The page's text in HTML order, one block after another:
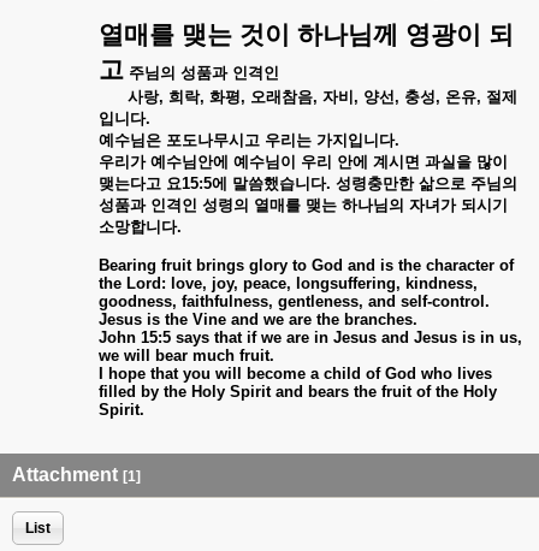
열매를 맺는 것이 하나님께 영광이
되
고 주님의 성품과 인격인
사랑, 희락, 화평, 오래참음, 자비 , 양선, 충성, 온유, 절제
입니다.
예수님은 포도나무시고 우리는 가지입니다.
우리가 예수님안에 예수님이 우리 안에 계시면 과실을 많이
맺는다고 요15:5에 말씀했습니다. 성령충만한 삶으로 주님의
성품과 인격인 성령의 열매를 맺는 하나님의 자녀가 되시기
소망합니다.
Bearing fruit brings glory to God and is the character of
the Lord: love, joy, peace, longsuffering, kindness,
goodness, faithfulness, gentleness, and self-control.
Jesus is the Vine and we are the branches.
John 15:5 says that if we are in Jesus and Jesus is in us,
we will bear much fruit.
I hope that you will become a child of God who lives
filled by the Holy Spirit and bears the fruit of the Holy
Spirit.
Attachment [1]
List